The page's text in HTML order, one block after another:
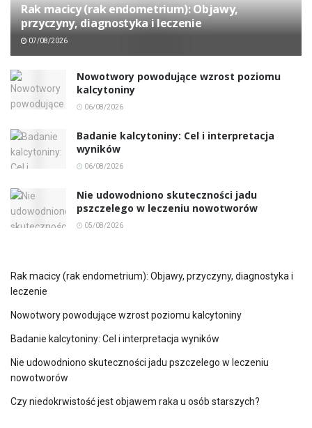
Rak macicy (rak endometrium): Objawy,
przyczyny, diagnostyka i leczenie
07/08/2026
Nowotwory powodujące wzrost poziomu
kalcytoniny
06/08/2026
Badanie kalcytoniny: Cel i interpretacja
wyników
06/08/2026
Nie udowodniono skuteczności jadu
pszczelego w leczeniu nowotworów
05/08/2026
Rak macicy (rak endometrium): Objawy, przyczyny, diagnostyka i
leczenie
Nowotwory powodujące wzrost poziomu kalcytoniny
Badanie kalcytoniny: Cel i interpretacja wyników
Nie udowodniono skuteczności jadu pszczelego w leczeniu
nowotworów
Czy niedokrwistość jest objawem raka u osób starszych?